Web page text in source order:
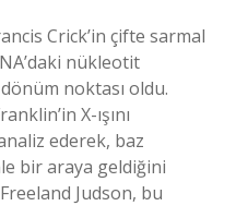
Crick’in çifte sarmal
nükleotit
dönüm noktası oldu.
X-ışını
ederek, baz
bir araya geldiğini
Judson, bu